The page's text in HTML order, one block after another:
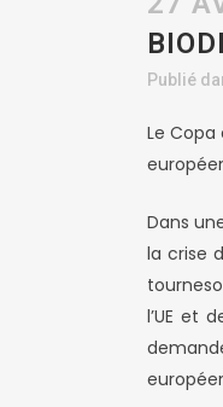
Publié
Le
Dans
la crise
l’UE et